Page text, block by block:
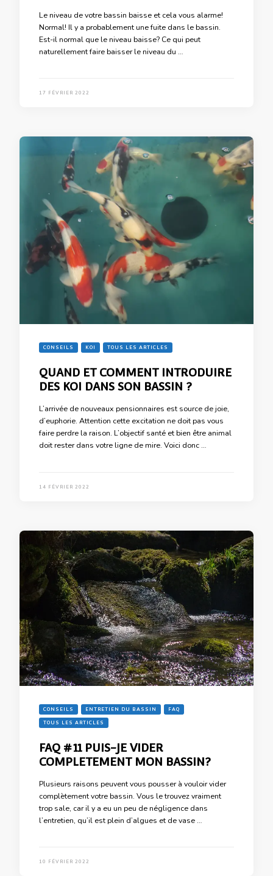
Le niveau de votre bassin baisse et cela vous alarme!
Normal! Il y a probablement une fuite dans le bassin.
Est-il normal que le niveau baisse? Ce qui peut
naturellement faire baisser le niveau du …
17 FÉVRIER 2022
CONSEILS KOI TOUS LES ARTICLES
QUAND ET COMMENT INTRODUIRE
DES KOI DANS SON BASSIN ?
L’arrivée de nouveaux pensionnaires est source de joie,
d’euphorie. Attention cette excitation ne doit pas vous
faire perdre la raison. L’objectif santé et bien être animal
doit rester dans votre ligne de mire. Voici donc …
14 FÉVRIER 2022
CONSEILS ENTRETIEN DU BASSIN
FAQ
TOUS LES ARTICLES
FAQ #11 PUIS-JE VIDER
COMPLETEMENT MON BASSIN?
Plusieurs raisons peuvent vous pousser à vouloir vider
complètement votre bassin. Vous le trouvez vraiment
trop sale, car il y a eu un peu de négligence dans
l’entretien, qu’il est plein d’algues et de vase …
10 FÉVRIER 2022